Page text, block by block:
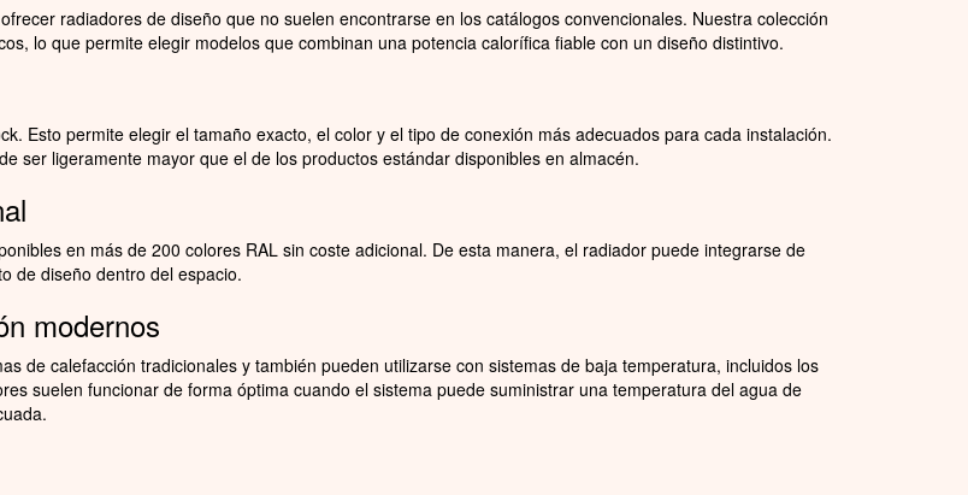
radiadores de diseño que no suelen encontrarse en los catálogos convencionales. Nuestra colección
lo que permite elegir modelos que combinan una potencia calorífica fiable con un diseño distintivo.
Esto permite elegir el tamaño exacto, el color y el tipo de conexión más adecuados para cada instalación.
ser ligeramente mayor que el de los productos estándar disponibles en almacén.
en más de 200 colores RAL sin coste adicional. De esta manera, el radiador puede integrarse de
de diseño dentro del espacio.
modernos
de calefacción tradicionales y también pueden utilizarse con sistemas de baja temperatura, incluidos los
suelen funcionar de forma óptima cuando el sistema puede suministrar una temperatura del agua de